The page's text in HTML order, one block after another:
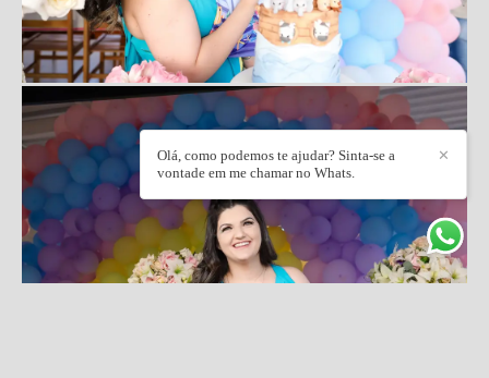
✕
Olá, como podemos te ajudar? Sinta-se a
vontade em me chamar no Whats.